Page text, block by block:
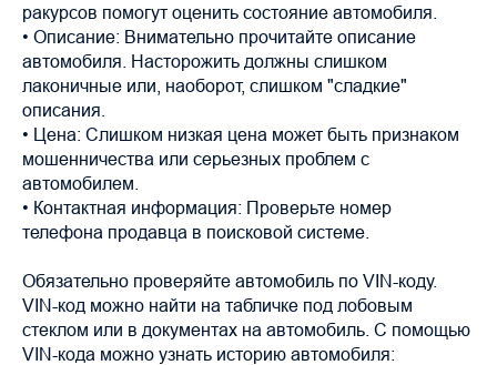
ракурсов помогут оценить состояние автомобиля.
• Описание: Внимательно прочитайте описание
автомобиля. Насторожить должны слишком
лаконичные или, наоборот, слишком "сладкие"
описания.
• Цена: Слишком низкая цена может быть признаком
мошенничества или серьезных проблем с
автомобилем.
• Контактная информация: Проверьте номер
телефона продавца в поисковой системе.
Обязательно проверяйте автомобиль по VIN-коду.
VIN-код можно найти на табличке под лобовым
стеклом или в документах на автомобиль. С помощью
VIN-кода можно узнать историю автомобиля: